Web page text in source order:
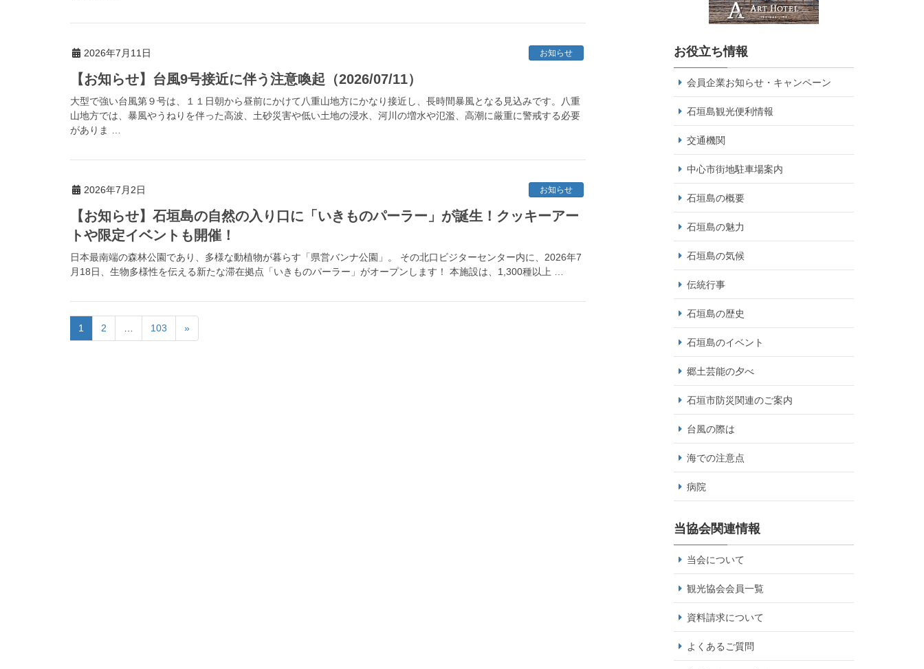
2026年7月11日 お知らせ
【お知らせ】台風9号接近に伴う注意喚起（2026/07/11）
大型で強い台風第９号は、１１日朝から昼前にかけて八重山地方にかなり接近し、長時間暴風となる見込みです。八重
山地方では、暴風やうねりを伴った高波、土砂災害や低い土地の浸水、河川の増水や氾濫、高潮に厳重に警戒する必要
がありま …
2026年7月2日 お知らせ
【お知らせ】石垣島の自然の入り口に「いきものパーラー」が誕生！クッキーアー
トや限定イベントも開催！
日本最南端の森林公園であり、多様な動植物が暮らす「県営バンナ公園」。 その北口ビジターセンター内に、2026年7
月18日、生物多様性を伝える新たな滞在拠点「いきものパーラー」がオープンします！ 本施設は、1,300種以上 …
1 2 103 »
お役立ち情報
会員企業お知らせ・キャンペーン
石垣島観光便利情報
交通機関
中心市街地駐車場案内
石垣島の概要
石垣島の魅力
石垣島の気候
伝統行事
石垣島の歴史
石垣島のイベント
郷土芸能の夕べ
石垣市防災関連のご案内
台風の際は
海での注意点
病院
当協会関連情報
当会について
観光協会会員一覧
資料請求について
よくあるご質問